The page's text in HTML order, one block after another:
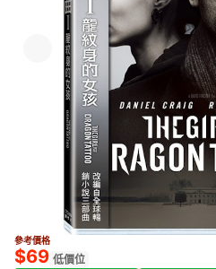
參考價格
$69 低價位